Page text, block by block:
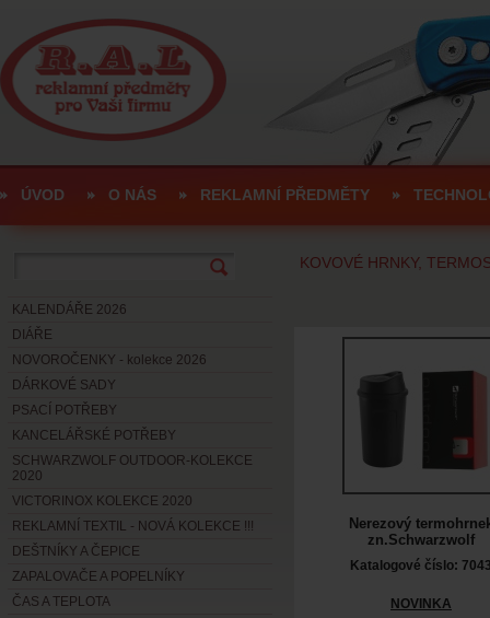
ÚVOD O NÁS REKLAMNÍ PŘEDMĚTY
KALENDÁŘE 2026
DIÁŘE
NOVOROČENKY - kolekce 2026
DÁRKOVÉ SADY
PSACÍ POTŘEBY
KANCELÁŘSKÉ POTŘEBY
SCHWARZWOLF OUTDOOR-KOLEKCE
2020
VICTORINOX KOLEKCE 2020
REKLAMNÍ TEXTIL - NOVÁ KOLEKCE !!!
DEŠTNÍKY A ČEPICE
ZAPALOVAČE A POPELNÍKY
ČAS A TEPLOTA
KOVOVÉ HRNKY,
Nerezový
zn.Schwarzwolf
Katalogové číslo:
NOVINKA